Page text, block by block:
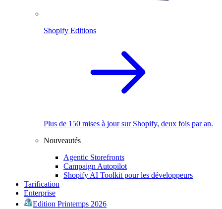
Shopify Editions
Plus de 150 mises à jour sur Shopify, deux fois par an.
Nouveautés
Agentic Storefronts
Campaign Autopilot
Shopify AI Toolkit pour les développeurs
Tarification
Enterprise
Edition Printemps 2026